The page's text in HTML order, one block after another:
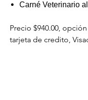
Carné Veterinario
Precio $940.00,
tarjeta de credito,